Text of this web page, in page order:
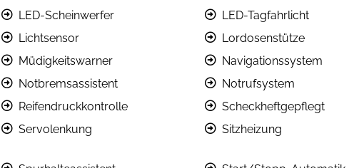
LED-Scheinwerfer
LED-Tagfahrlicht
Lichtsensor
Lordosenstütze
Müdigkeitswarner
Navigationssystem
Notbremsassistent
Notrufsystem
Reifendruckkontrolle
Scheckheftgepflegt
Servolenkung Sitzheizung